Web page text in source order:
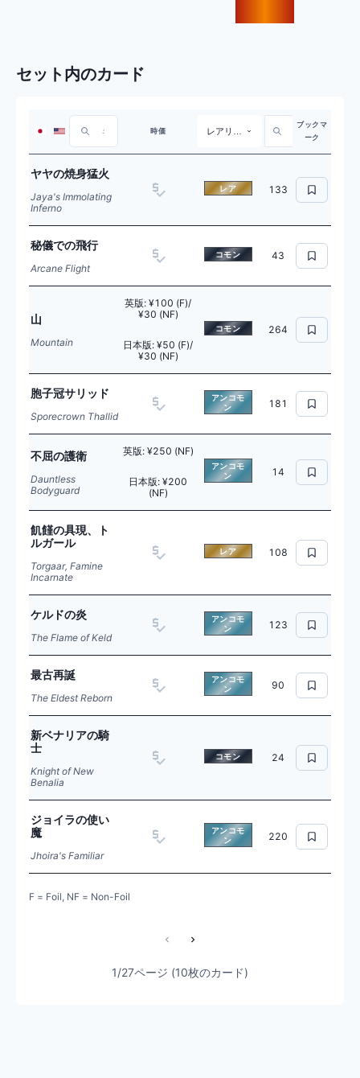
セット内のカード
時価 レアリティ
ブックマ
ーク
ヤヤの焼身猛火
Jaya's Immolating
Inferno
レア 133
秘儀での飛行
Arcane Flight
コモン 43
山
Mountain
英版: ¥100 (F)/
¥30 (NF)
日本版: ¥50 (F)/
¥30 (NF)
コモン 264
胞子冠サリッド
Sporecrown Thallid
アンコモ
ン
181
不屈の護衛
Dauntless
Bodyguard
英版: ¥250 (NF)
日本版: ¥200
(NF)
アンコモ
ン
14
飢饉の具現、ト
ルガール
Torgaar, Famine
Incarnate
レア 108
ケルドの炎
The Flame of Keld
アンコモ
ン
123
最古再誕
The Eldest Reborn
アンコモ
ン
90
新ベナリアの騎
士
Knight of New
Benalia
コモン 24
ジョイラの使い
魔
Jhoira's Familiar
アンコモ
ン
220
F = Foil, NF = Non-Foil
1/27ページ (10枚のカード)